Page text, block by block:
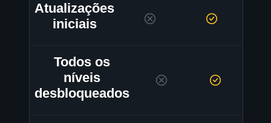
Atualizações
iniciais
Todos os
níveis
desbloqueados